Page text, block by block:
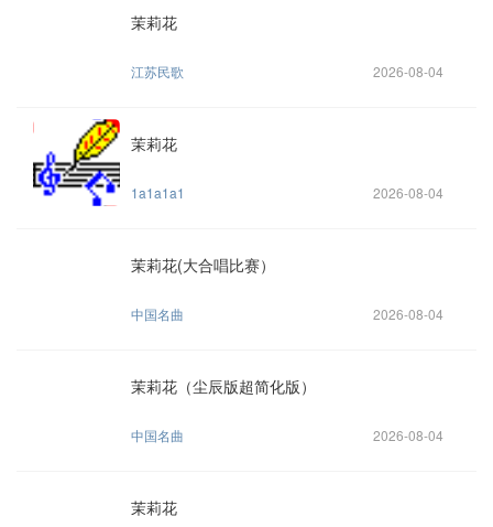
茉莉花
江苏民歌 2026-08-04
茉莉花
1a1a1a1 2026-08-04
茉莉花(大合唱比赛）
中国名曲 2026-08-04
茉莉花（尘辰版超简化版）
中国名曲 2026-08-04
茉莉花